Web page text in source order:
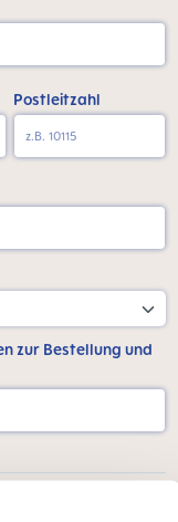
Postleitzahl
zur Bestellung und